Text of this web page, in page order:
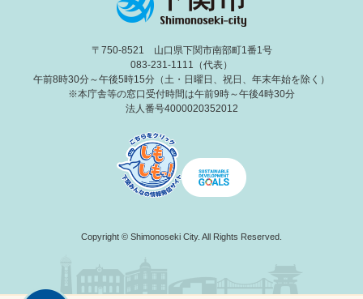
〒750-8521 山口県下関市南部町1番1号
083-231-1111（代表）
午前8時30分～午後5時15分（土・日曜日、祝日、年末年始を除く）
※本庁舎等の窓口受付時間は午前9時～午後4時30分
法人番号4000020352012
Copyright © Shimonoseki City. All Rights Reserved.